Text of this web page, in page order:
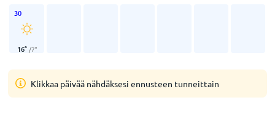
30
16° /7°
Klikkaa päivää nähdäksesi ennusteen tunneittain